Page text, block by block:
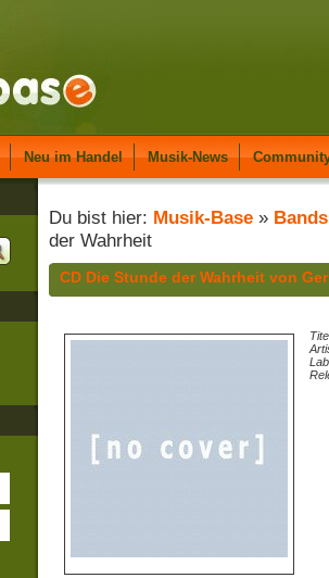
Neu im Handel Musik-News
Du bist hier: Musik-Base » Bands
der Wahrheit
CD Die Stunde der Wahrheit von